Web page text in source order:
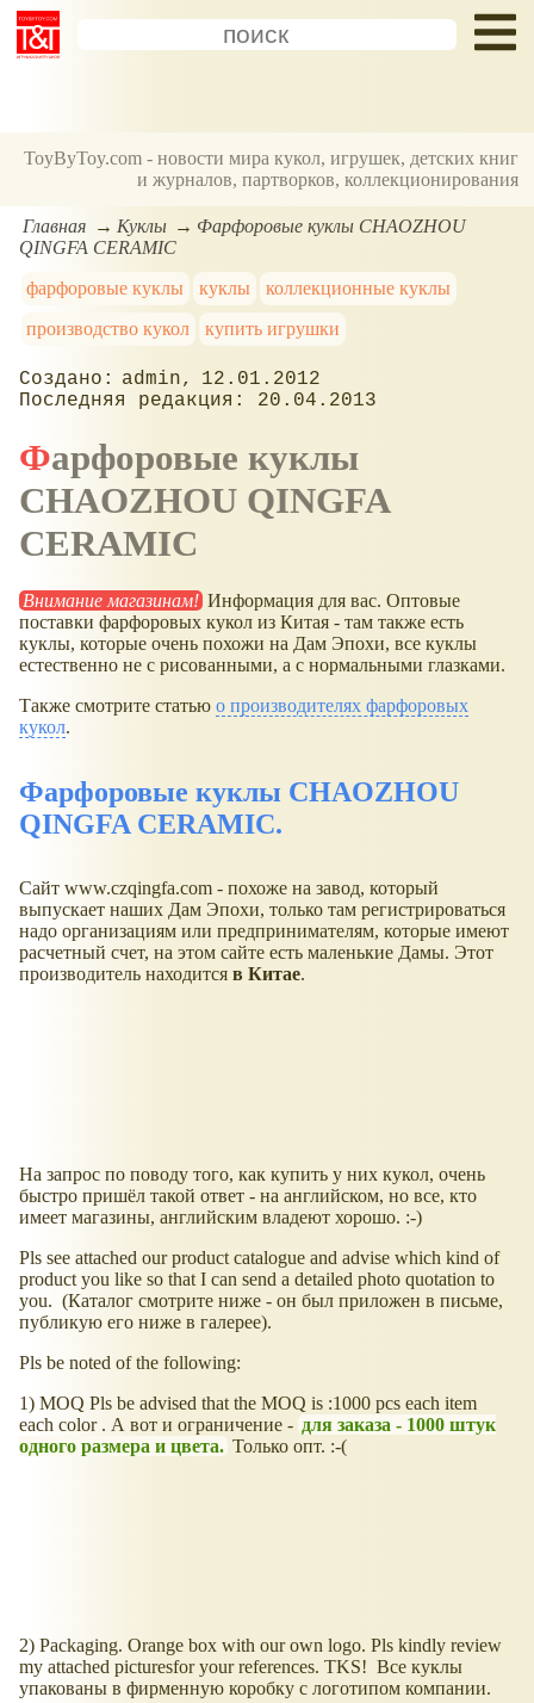
ToyByToy.com - новости мира кукол, игрушек, детских книг
и журналов, партворков, коллекционирования
Главная Куклы
Фарфоровые куклы CHAOZHOU
QINGFA CERAMIC
фарфоровые куклы
куклы
коллекционные куклы
производство кукол
купить игрушки
admin
12.01.2012
20.04.2013
Фарфоровые куклы
CHAOZHOU QINGFA
CERAMIC
Внимание магазинам! Информация для вас. Оптовые
поставки фарфоровых кукол из Китая - там также есть
куклы, которые очень похожи на Дам Эпохи, все куклы
естественно не с рисованными, а с нормальными глазками.
Также смотрите статью о производителях фарфоровых
кукол.
Фарфоровые куклы CHAOZHOU
QINGFA CERAMIC.
Сайт www.czqingfa.com - похоже на завод, который
выпускает наших Дам Эпохи, только там регистрироваться
надо организациям или предпринимателям, которые имеют
расчетный счет, на этом сайте есть маленькие Дамы. Этот
производитель находится в Китае.
На запрос по поводу того, как купить у них кукол, очень
быстро пришёл такой ответ - на английском, но все, кто
имеет магазины, английским владеют хорошо. :-)
Pls see attached our product catalogue and advise which kind of
product you like so that I can send a detailed photo quotation to
you. (Каталог смотрите ниже - он был приложен в письме,
публикую его ниже в галерее).
Pls be noted of the following:
1) MOQ Pls be advised that the MOQ is :1000 pcs each item
each color . А вот и ограничение - для заказа - 1000 штук
одного размера и цвета. Только опт. :-(
2) Packaging. Orange box with our own logo. Pls kindly review
my attached picturesfor your references. TKS! Все куклы
упакованы в фирменную коробку с логотипом компании.